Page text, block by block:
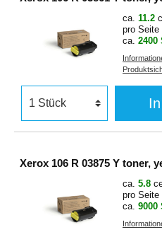
ca. 11.2
pro Seite
ca. 2400
Xerox 106 R 03875 Y toner,
ca. 5.8
pro Seite
ca. 9000